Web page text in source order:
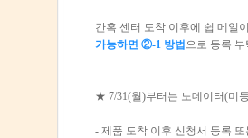
간혹 센터 도착 이후에 쉽 메일
가능하면 ②-1 방법 으로 등록
★ 7/31(월)부터는 노데이터(미
- 제품 도착 이후 신청서 등록